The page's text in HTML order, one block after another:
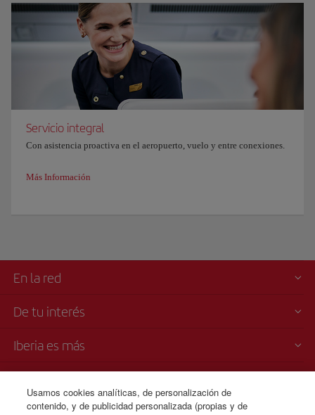
Servicio integral
Con asistencia proactiva en el aeropuerto, vuelo y entre conexiones.
Más Información
En la red
De tu interés
Iberia es más
Usamos cookies analíticas, de personalización de
contenido, y de publicidad personalizada (propias y de